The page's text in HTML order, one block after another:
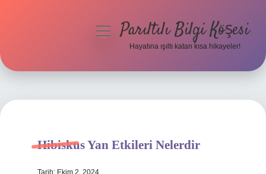
Hakkımızda
menüyüParıltılı Bilgi Köşesi
Hayatına ışıltı katan kısa hikayeler!
Hibiskus Yan Etkileri Nelerdir
Tarih: Ekim 2, 2024